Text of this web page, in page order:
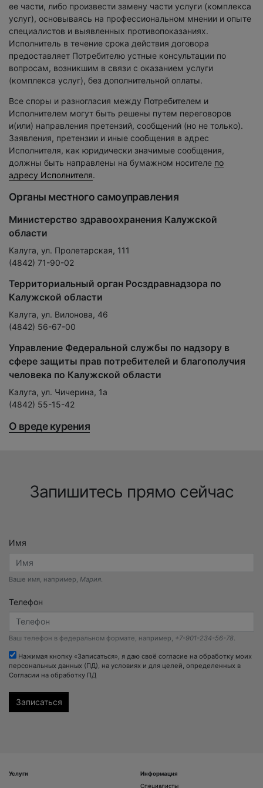
ее части, либо произвести замену части услуги (комплекса
услуг), основываясь на профессиональном мнении и опыте
специалистов и выявленных противопоказаниях.
Исполнитель в течение срока действия договора
предоставляет Потребителю устные консультации по
вопросам, возникшим в связи с оказанием услуги
(комплекса услуг), без дополнительной оплаты.
Все споры и разногласия между Потребителем и
Исполнителем могут быть решены путем переговоров
и(или) направления претензий, сообщений (но не только).
Заявления, претензии и иные сообщения в адрес
Исполнителя, как юридически значимые сообщения,
должны быть направлены на бумажном носителе по
адресу Исполнителя.
Органы местного самоуправления
Министерство здравоохранения Калужской
области
Калуга, ул. Пролетарская, 111
(4842) 71-90-02
Территориальный орган Росздравнадзора по
Калужской области
Калуга, ул. Вилонова, 46
(4842) 56-67-00
Управление Федеральной службы по надзору в
сфере защиты прав потребителей и благополучия
человека по Калужской области
Калуга, ул. Чичерина, 1а
(4842) 55-15-42
О вреде курения
Запишитесь прямо сейчас
Имя
Ваше имя, например, Мария
Телефон
Ваш телефон в федеральном формате, например, +7-901-234-56-78.
Нажимая кнопку «Записаться», я даю своё согласие на обработку моих
персональных данных (ПД), на условиях и для целей, определенных в
Согласии на обработку ПД
Услуги
Информация
Специалисты